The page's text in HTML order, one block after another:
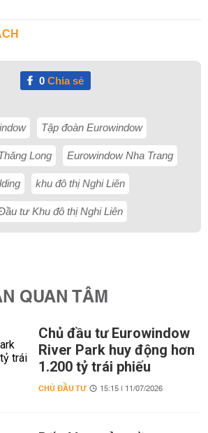
0Chia sẻ
Tập đoàn Eurowindow
Long Eurowindow Nha Trang
khu đô thị Nghi Liên
tư Khu đô thị Nghi Liên
QUAN TÂM
Chủ đầu tư Eurowindow
River Park huy động hơn
1.200 tỷ trái phiếu
CHỦ ĐẦU TƯ 15:15 | 11/07/2026